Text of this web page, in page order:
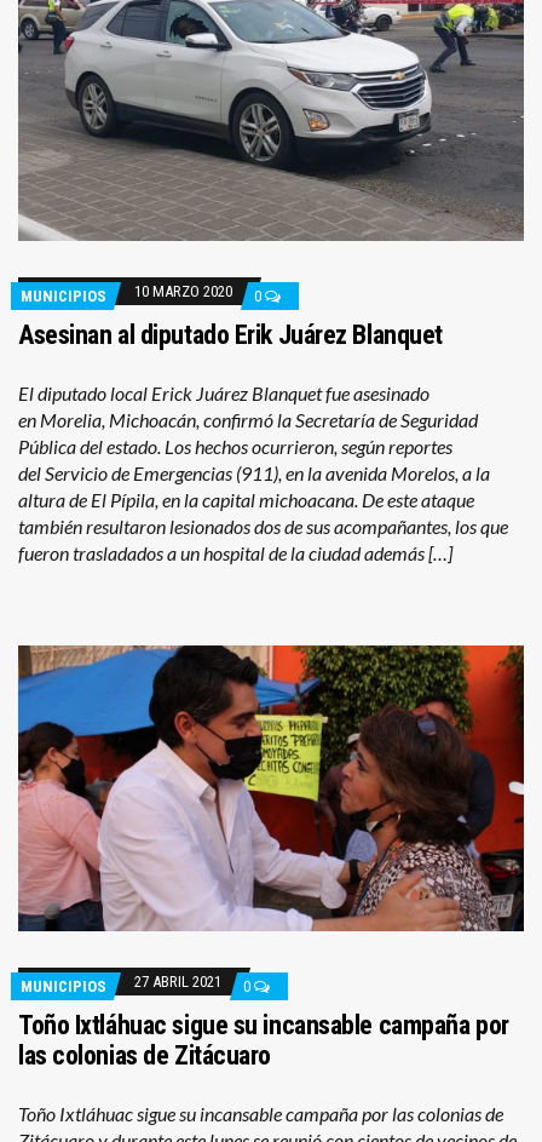
MUNICIPIOS 10 MARZO 2020 0
Asesinan al diputado Erik Juárez Blanquet
El diputado local Erick Juárez Blanquet fue asesinado
en Morelia, Michoacán, confirmó la Secretaría de Seguridad
Pública del estado. Los hechos ocurrieron, según reportes
del Servicio de Emergencias (911), en la avenida Morelos, a la
altura de El Pípila, en la capital michoacana. De este ataque
también resultaron lesionados dos de sus acompañantes, los que
fueron trasladados a un hospital de la ciudad además […]
MUNICIPIOS 27 ABRIL 2021 0
Toño Ixtláhuac sigue su incansable campaña por
las colonias de Zitácuaro
Toño Ixtláhuac sigue su incansable campaña por las colonias de